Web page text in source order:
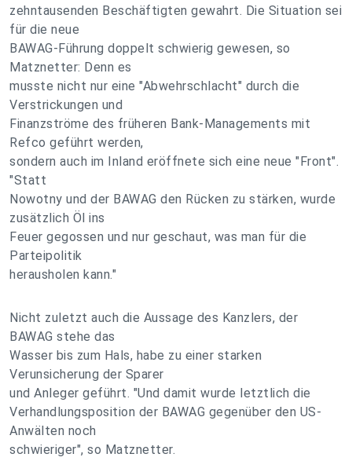
zehntausenden Beschäftigten gewahrt. Die Situation sei
für die neue
BAWAG-Führung doppelt schwierig gewesen, so
Matznetter: Denn es
musste nicht nur eine "Abwehrschlacht" durch die
Verstrickungen und
Finanzströme des früheren Bank-Managements mit
Refco geführt werden,
sondern auch im Inland eröffnete sich eine neue "Front".
"Statt
Nowotny und der BAWAG den Rücken zu stärken, wurde
zusätzlich Öl ins
Feuer gegossen und nur geschaut, was man für die
Parteipolitik
herausholen kann."
Nicht zuletzt auch die Aussage des Kanzlers, der
BAWAG stehe das
Wasser bis zum Hals, habe zu einer starken
Verunsicherung der Sparer
und Anleger geführt. "Und damit wurde letztlich die
Verhandlungsposition der BAWAG gegenüber den US-
Anwälten noch
schwieriger", so Matznetter.